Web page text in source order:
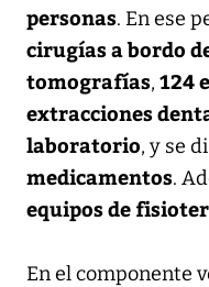
personas. En ese
cirugías a bordo
tomografías, 124
extracciones
laboratorio, y se
medicamentos.
equipos de
En el componente